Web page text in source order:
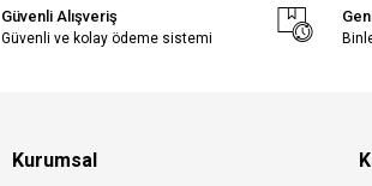
Güvenli Alışveriş
Güvenli ve kolay ödeme sistemi
Kurumsal